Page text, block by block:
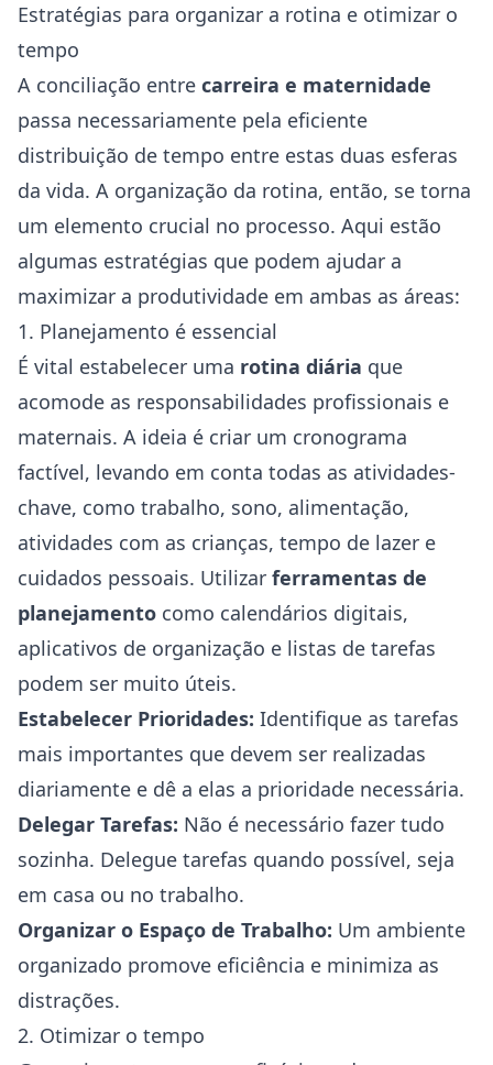
Estratégias para organizar a rotina e otimizar o
tempo
A conciliação entre carreira e maternidade
passa necessariamente pela eficiente
distribuição de tempo entre estas duas esferas
da vida. A organização da rotina, então, se torna
um elemento crucial no processo. Aqui estão
algumas estratégias que podem ajudar a
maximizar a produtividade em ambas as áreas:
1. Planejamento é essencial
É vital estabelecer uma rotina diária que
acomode as responsabilidades profissionais e
maternais. A ideia é criar um cronograma
factível, levando em conta todas as atividades-
chave, como trabalho, sono, alimentação,
atividades com as crianças, tempo de lazer e
cuidados pessoais. Utilizar ferramentas de
planejamento como calendários digitais,
aplicativos de organização e listas de tarefas
podem ser muito úteis.
Estabelecer Prioridades: Identifique as tarefas
mais importantes que devem ser realizadas
diariamente e dê a elas a prioridade necessária.
Delegar Tarefas: Não é necessário fazer tudo
sozinha. Delegue tarefas quando possível, seja
em casa ou no trabalho.
Organizar o Espaço de Trabalho: Um ambiente
organizado promove eficiência e minimiza as
distrações.
2. Otimizar o tempo